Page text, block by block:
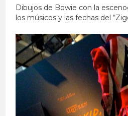
Dibujos de Bowie con la
los músicos y las fechas del